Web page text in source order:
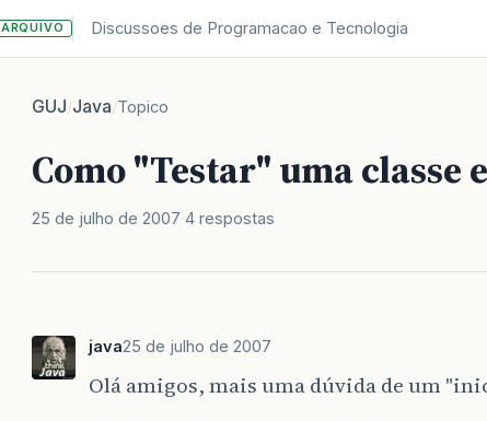
ARQUIVO Discussoes de Programacao e Tecnologia
GUJ/Java/Topico
Como "Testar" uma classe
25 de julho de 2007 4 respostas
java25 de julho de 2007
Olá amigos, mais uma dúvida de um